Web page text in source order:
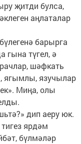
җитди булса,
аңлаталар
барырга
гына түгел, ә
шәфкать
ягымлы, язучылар
Миңа, олы
дип аеру юк.
ярдәм
бүлмәләр